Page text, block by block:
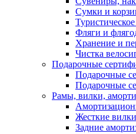
Сумки и
Фляги и
Хранение и
Чистка
Подарочные
Подарочные
Подарочные
Рамы, вилки,
Жесткие вилки
Задние